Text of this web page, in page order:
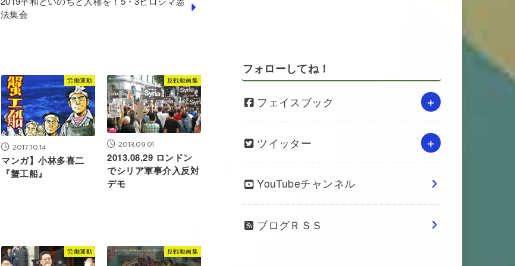
法集会
労働運動
2017.10.14
マンガ】小林多喜二
『蟹工船』
反戦動画集
2013.09.01
2013.08.29 ロンドン
でシリア軍事介入反対
デモ
労働運動 反戦動画集
フォローしてね！
フェイスブック
ツイッター
YouTubeチャンネル
ブログＲＳＳ